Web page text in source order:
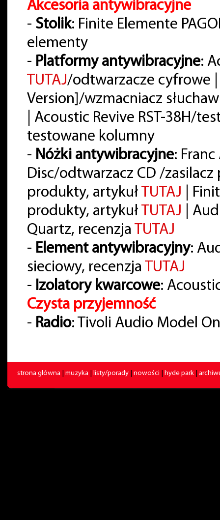
Akcesoria antywibracyjne
- Stolik: Finite Elemente
elementy
- Platformy antywibracyjne:
TUTAJ/odtwarzacze cyfrowe
Version]/wzmacniacz
| Acoustic Revive RST-38H/
testowane kolumny
- Nóżki antywibracyjne:
Disc/odtwarzacz CD /
produkty, artykuł TUTAJ |
produkty, artykuł TUTAJ |
Quartz, recenzja TUTAJ
- Element antywibracyjny:
sieciowy, recenzja TUTAJ
- Izolatory kwarcowe:
Czysta przyjemność
- Radio: Tivoli Audio Model
strona główna muzyka listy/porady nowości hyde park